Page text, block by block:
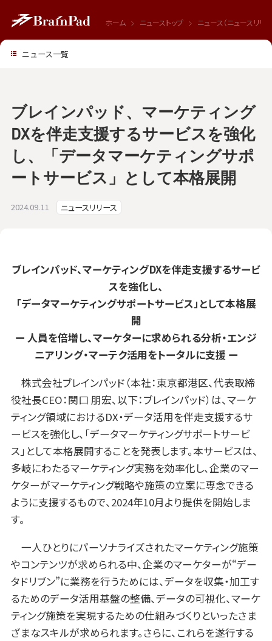
ホーム ニューストップ ニュース（ニュースリリー
2024.09.11 ニュースリリース
ブレインパッド、マーケティング
DXを伴走支援するサービスを強化
し、「データマーケティングサポ
ートサービス」として本格展開
ブレインパッド、マーケティングDXを伴走支援するサービ
スを強化し、
「データマーケティングサポートサービス」として本格展
開
ー 人員を倍増し、マーケターに求められる分析・エンジ
ニアリング・マーテク活用をトータルに支援 ー
株式会社ブレインパッド（本社：東京都港区、代表取締
役社長CEO：関口 朋宏、以下：ブレインパッド）は、マーケ
ティング領域におけるDX・データ活用を伴走支援するサ
ービスを強化し、「データマーケティングサポートサービ
ス」として本格展開することを発表します。本サービスは、
多岐にわたるマーケティング実務を効率化し、企業のマー
ケターがマーケティング戦略や施策の立案に専念できる
ように支援するもので、2024年10月より提供を開始しま
す。
一人ひとりにパーソナライズされたマーケティング施策
やコンテンツが求められる中、企業のマーケターが“デー
タドリブン”に業務を行うためには、データを収集・加工す
るためのデータ活用基盤の整備、データの可視化、マーケ
ティング施策を実現するための仕組みづくりといったさま
ざまなスキルが求められます。さらに、これらを遂行する
ニュース一覧